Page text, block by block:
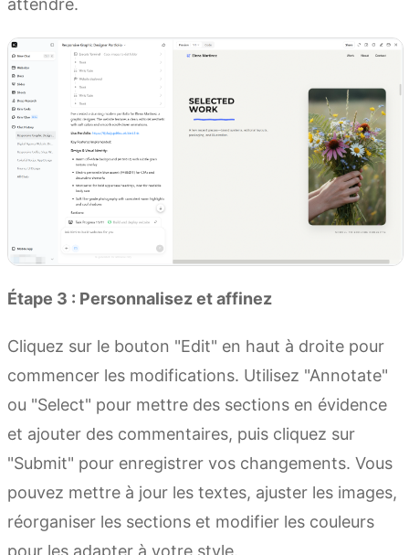
attendre.
Étape 3 : Personnalisez et affinez
Cliquez sur le bouton "Edit" en haut à droite pour
commencer les modifications. Utilisez "Annotate"
ou "Select" pour mettre des sections en évidence
et ajouter des commentaires, puis cliquez sur
"Submit" pour enregistrer vos changements. Vous
pouvez mettre à jour les textes, ajuster les images,
réorganiser les sections et modifier les couleurs
pour les adapter à votre style.